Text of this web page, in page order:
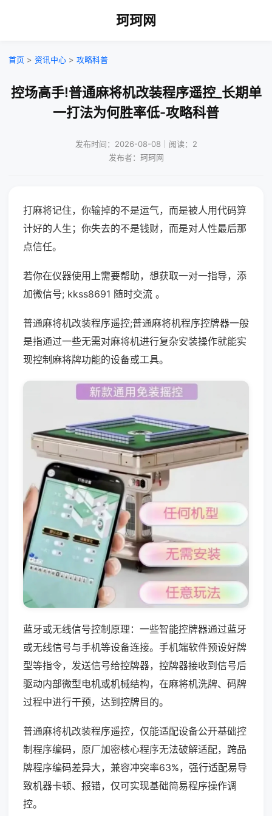
珂珂网
首页 > 资讯中心 > 攻略科普
控场高手!普通麻将机改装程序遥控_长期单
一打法为何胜率低-攻略科普
发布时间：2026-08-08｜阅读：2
发布者：珂珂网
打麻将记住，你输掉的不是运气，而是被人用代码算
计好的人生；你失去的不是钱财，而是对人性最后那
点信任。
若你在仪器使用上需要帮助，想获取一对一指导，添
加微信号; kkss8691 随时交流 。
普通麻将机改装程序遥控;普通麻将机程序控牌器一般
是指通过一些无需对麻将机进行复杂安装操作就能实
现控制麻将牌功能的设备或工具。
蓝牙或无线信号控制原理：一些智能控牌器通过蓝牙
或无线信号与手机等设备连接。手机端软件预设好牌
型等指令，发送信号给控牌器，控牌器接收到信号后
驱动内部微型电机或机械结构，在麻将机洗牌、码牌
过程中进行干预，达到控牌目的。
普通麻将机改装程序遥控，仅能适配设备公开基础控
制程序编码，原厂加密核心程序无法破解适配，跨品
牌程序编码差异大，兼容冲突率63%，强行适配易导
致机器卡顿、报错，仅可实现基础简易程序操作调
控。